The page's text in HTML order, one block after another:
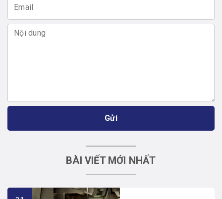
Gửi
BÀI VIẾT MỚI NHẤT